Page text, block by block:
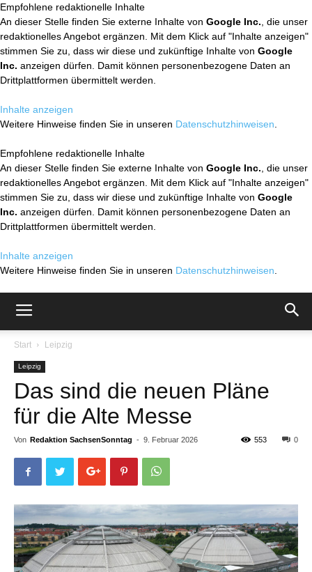
Empfohlene redaktionelle Inhalte
An dieser Stelle finden Sie externe Inhalte von Google Inc. , die unser
redaktionelles Angebot ergänzen. Mit dem Klick auf "Inhalte anzeigen"
stimmen Sie zu, dass wir diese und zukünftige Inhalte von Google
Inc. anzeigen dürfen. Damit können personenbezogene Daten an
Drittplattformen übermittelt werden.
Inhalte anzeigen
Weitere Hinweise finden Sie in unseren Datenschutzhinweisen
Empfohlene redaktionelle Inhalte
An dieser Stelle finden Sie externe Inhalte von Google Inc. , die unser
redaktionelles Angebot ergänzen. Mit dem Klick auf "Inhalte anzeigen"
stimmen Sie zu, dass wir diese und zukünftige Inhalte von Google
Inc. anzeigen dürfen. Damit können personenbezogene Daten an
Drittplattformen übermittelt werden.
Inhalte anzeigen
Weitere Hinweise finden Sie in unseren Datenschutzhinweisen
Start Leipzig
Leipzig
Das sind die neuen Pläne
für die Alte Messe
Von Redaktion SachsenSonntag - 9. Februar 2026 0
553